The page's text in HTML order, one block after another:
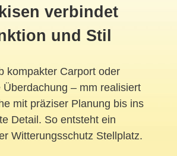
verbindet
und Stil
kompakter Carport oder
– mm realisiert
mit präziser Planung bis ins
Detail. So entsteht ein
Witterungsschutz Stellplatz.